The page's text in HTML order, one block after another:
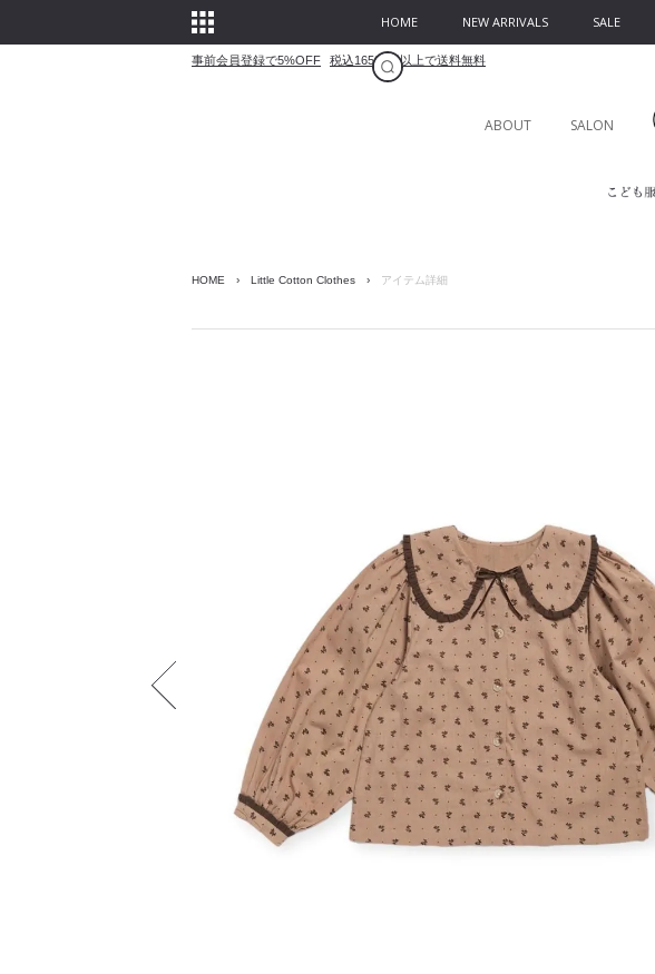
HOME NEW ARRIVALS SALE
事前会員登録で5%OFF 税込16500円以上で送料無料
ABOUT SALON
HOME › Little Cotton Clothes › アイテム詳細